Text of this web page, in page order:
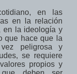
,en las
en la relación
en la ideología y
que hace que la
peligrosa
y
se requiere
propios y